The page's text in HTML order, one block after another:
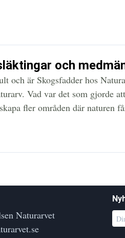
och
och är Skogsfadder hos
Vad var det som gjorde
fler områden där naturen
Naturarvet